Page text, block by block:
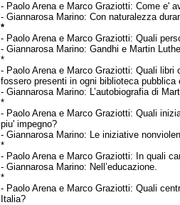
- Paolo Arena e Marco Graziotti:Come e'
-Giannarosa Marino:Con naturalezza
*
- Paolo Arena e Marco Graziotti:Quali
-Giannarosa Marino:Gandhi e Martin
*
- Paolo Arena e Marco Graziotti:Quali libri
fossero presenti in ogni biblioteca pubblica
-Giannarosa Marino: L’autobiografia di
*
- Paolo Arena e Marco Graziotti:Quali
piu' impegno?
-Giannarosa Marino: Le iniziative
*
- Paolo Arena e Marco Graziotti: In quali
-Giannarosa Marino: Nell’educazione.
*
- Paolo Arena e Marco Graziotti:Quali
Italia?